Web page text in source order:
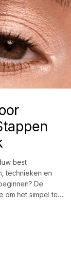
best
technieken en
De
om het simpel te…